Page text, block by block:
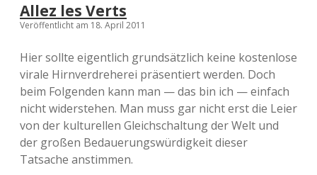
Allez les Verts
Veröffentlicht am 18. April 2011
Hier sollte eigentlich grundsätzlich keine kostenlose
virale Hirnverdreherei präsentiert werden. Doch
beim Folgenden kann man — das bin ich — einfach
nicht widerstehen. Man muss gar nicht erst die Leier
von der kulturellen Gleichschaltung der Welt und
der großen Bedauerungswürdigkeit dieser
Tatsache anstimmen.